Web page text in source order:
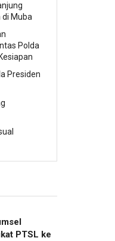
Muba
Polda
Presiden
PTSL ke